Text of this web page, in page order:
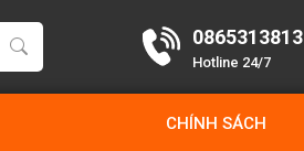
0865313813
Hotline 24/7
CHÍNH SÁCH